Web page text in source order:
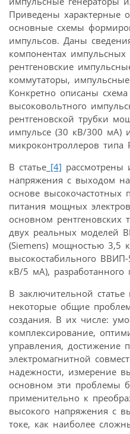
Приведены характерные
основные схемы
импульсов. Даны
компонентах
рентгеновские
коммутаторы,
Конкретно описаны
высоковольтного
рентгеновской трубки
импульсе (30 кВ/300 мА)
микроконтроллеров
В статье [4] рассмотрены
напряжения с выходом
основе высокочастотных
питания мощных
основном
двух реальных моделей
(Siemens) мощностью 3,5
высокостабильного
кВ/5 мА), разработанного
В заключительной статье
некоторые общие
создания. В их числе:
комплексирование,
управления, достижение
электромагнитной
надежности, измерение
основном эти проблемы
применительно к
высокого напряжения с
токе, как наиболее